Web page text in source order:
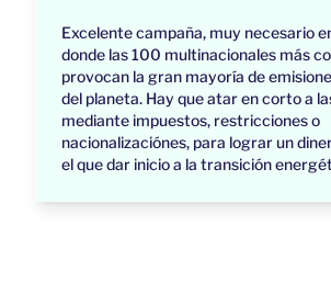
Excelente campaña, muy necesario
donde las 100 multinacionales más
provocan la gran mayoría de
del planeta. Hay que atar en corto a
mediante impuestos, restricciones o
nacionalizaciónes, para lograr un
el que dar inicio a la transición